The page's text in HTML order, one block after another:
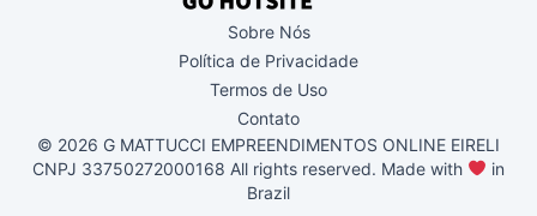
Sobre Nós
Política de Privacidade
Termos de Uso
Contato
© 2026 G MATTUCCI EMPREENDIMENTOS ONLINE EIRELI
CNPJ 33750272000168 All rights reserved. Made with
in
Brazil